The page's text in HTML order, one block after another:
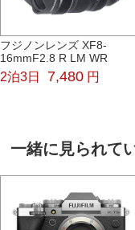
フジノンレンズ XF8-
16mmF2.8 R LM WR
2泊3日 7,480 円
一緒に見られて